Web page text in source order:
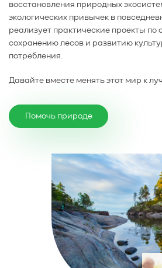
восстановления природных
экологических привычек в
реализует практические проекты по
сохранению лесов и развитию
потребления.
Давайте вместе менять этот мир к
Помочь природе